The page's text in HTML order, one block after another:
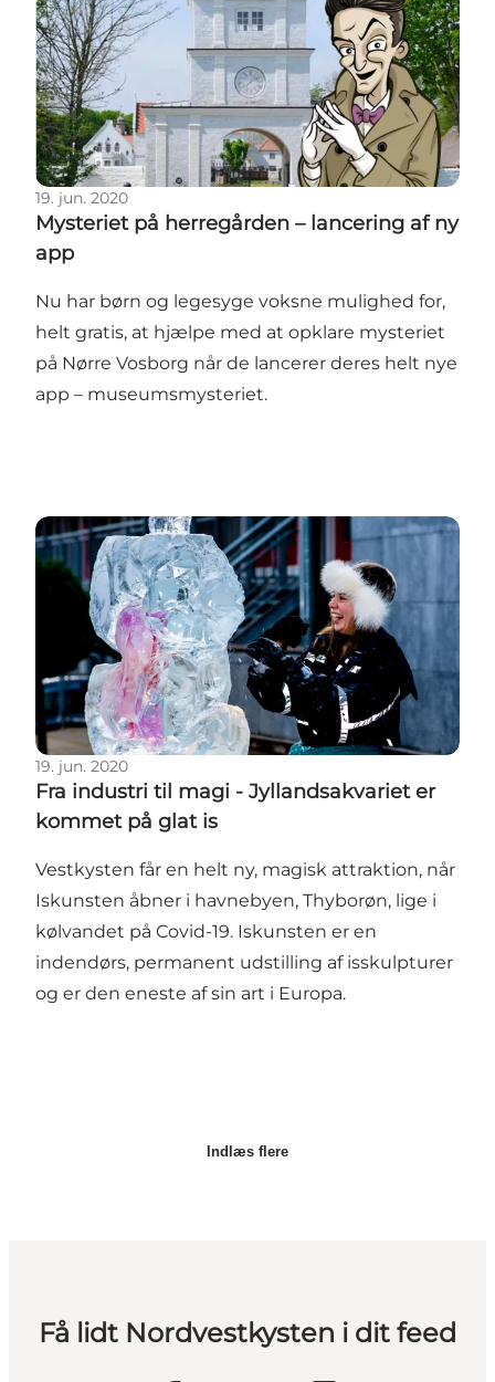
19. jun. 2020
Mysteriet på herregården – lancering af ny
app
Nu har børn og legesyge voksne mulighed for,
helt gratis, at hjælpe med at opklare mysteriet
på Nørre Vosborg når de lancerer deres helt nye
app – museumsmysteriet.
Fra industri til magi - Jyllandsakvariet er kommet
19. jun. 2020
Fra industri til magi - Jyllandsakvariet er
kommet på glat is
Vestkysten får en helt ny, magisk attraktion, når
Iskunsten åbner i havnebyen, Thyborøn, lige i
kølvandet på Covid-19. Iskunsten er en
indendørs, permanent udstilling af isskulpturer
og er den eneste af sin art i Europa.
Indlæs flere
Få lidt Nordvestkysten i dit feed